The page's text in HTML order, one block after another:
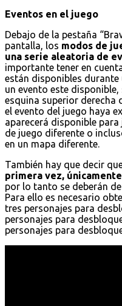
Eventos en el juego
Debajo de la pestaña
pantalla, los modos de
una serie aleatoria de
importante tener en
están disponibles
un evento este
esquina superior derecha
el evento del juego haya
aparecerá disponible
de juego diferente o
en un mapa diferente.
También hay que decir
primera vez,
por lo tanto se deberán
Para ello es necesario
tres personajes para
personajes para
personajes para